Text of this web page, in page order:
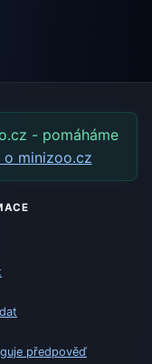
- pomáháme
minizoo.cz
předpověď